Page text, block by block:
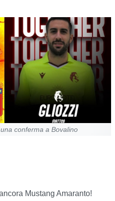
conferma a Bovalino
Mustang Amaranto!